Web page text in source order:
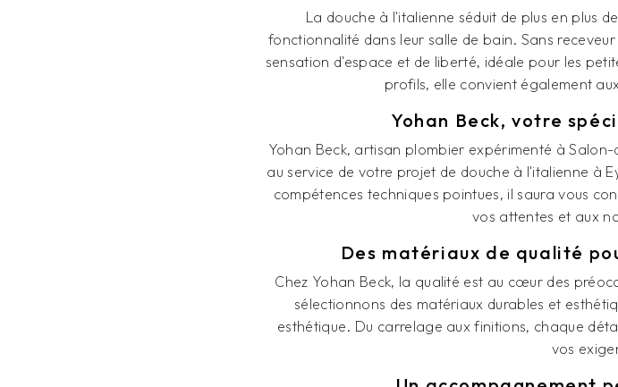
La douche à l'italienne séduit de plus en plus
fonctionnalité dans leur salle de bain. Sans
sensation d'espace et de liberté, idéale pour les
profils, elle convient également
Yohan Beck, votre
Yohan Beck, artisan plombier expérimenté à
au service de votre projet de douche à l'italienne à
compétences techniques pointues, il saura vous
vos attentes et aux
Des matériaux de qualité
Chez Yohan Beck, la qualité est au cœur des
sélectionnons des matériaux durables et
esthétique. Du carrelage aux finitions, chaque
vos